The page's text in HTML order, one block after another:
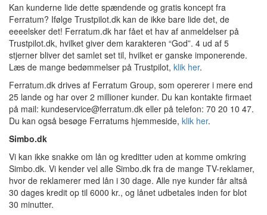
Kan kunderne lide dette spændende og gratis koncept fra
Ferratum? Ifølge Trustpilot.dk kan de ikke bare lide det, de
eeeelsker det! Ferratum.dk har fået et hav af anmeldelser på
Trustpilot.dk, hvilket giver dem karakteren “God”. 4 ud af 5
stjerner bliver det samlet set til, hvilket er ganske imponerende.
Læs de mange bedømmelser på Trustpilot, klik her.
Ferratum.dk drives af Ferratum Group, som opererer i mere end
25 lande og har over 2 millioner kunder. Du kan kontakte firmaet
på mail: kundeservice@ferratum.dk eller på telefon: 70 20 10 47.
Du kan også besøge Ferratums hjemmeside, klik her.
Simbo.dk
Vi kan ikke snakke om lån og kreditter uden at komme omkring
Simbo.dk. Vi kender vel alle Simbo.dk fra de mange TV-reklamer,
hvor de reklamerer med lån i 30 dage. Alle nye kunder får altså
30 dages kredit op til 6000 kr., og lånet udbetales inden for blot
30 minutter.